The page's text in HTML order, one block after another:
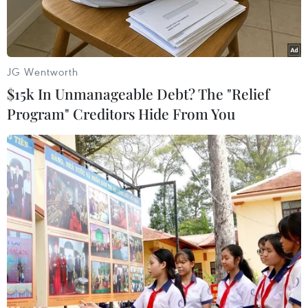
Ảnh chỉ có tính minh họa. (Ảnh: Thành Đạt/TTXVN)
Theo Trung tâm dự báo Khí tượng Thủy văn
Trung ương, chiều hôm nay (22/6), khu vực
đồng bằng Bắc Bộ (trong đó có Thủ đô Hà Nội),
JG Wentworth
$15k In Unmanageable Debt? The "Relief
Program" Creditors Hide From You